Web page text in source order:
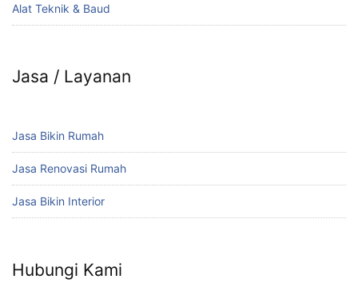
Alat Teknik & Baud
Jasa / Layanan
Jasa Bikin Rumah
Jasa Renovasi Rumah
Jasa Bikin Interior
Hubungi Kami